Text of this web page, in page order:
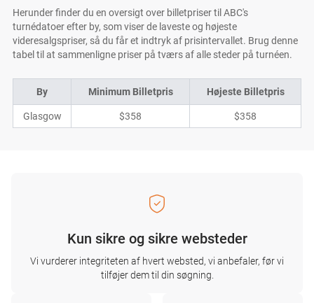
Herunder finder du en oversigt over billetpriser til ABC's
turnédatoer efter by, som viser de laveste og højeste
videresalgspriser, så du får et indtryk af prisintervallet. Brug denne
tabel til at sammenligne priser på tværs af alle steder på turnéen.
By Minimum Billetpris Højeste Billetpris
Glasgow $358 $358
Kun sikre og sikre websteder
Vi vurderer integriteten af ​​hvert websted, vi anbefaler, før vi
tilføjer dem til din søgning.